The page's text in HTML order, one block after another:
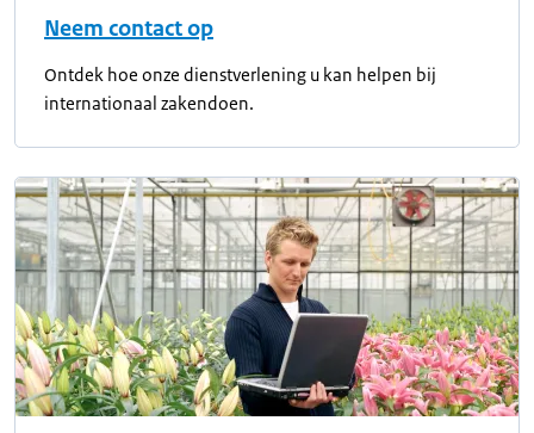
Neem contact op
Ontdek hoe onze dienstverlening u kan helpen bij
internationaal zakendoen.